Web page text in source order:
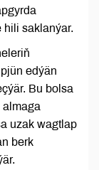
hili saklanýar.
edýän
Bu bolsa
almaga
uzak wagtlap
berk